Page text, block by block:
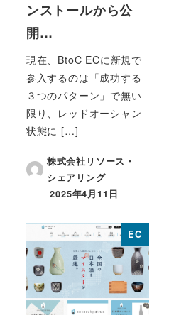
ンストールから公
開…
現在、BtoC ECに新規で
参入するのは「成功する
３つのパターン」で無い
限り、レッドオーシャン
状態に […]
株式会社リソース・
シェアリング
投稿日
2025年4月11日
EC